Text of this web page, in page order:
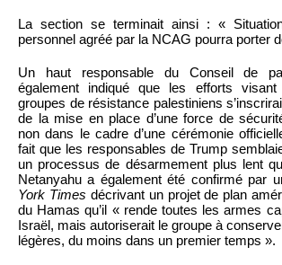
La section se terminait ainsi : «
personnel agréé par la NCAG pourra porter
Un haut responsable du Conseil de
également indiqué que les efforts
groupes de résistance palestiniens
de la mise en place d’une force de
non dans le cadre d’une cérémonie
fait que les responsables de Trump
un processus de désarmement plus lent
Netanyahu a également été confirmé par
York Times décrivant un projet de plan
du Hamas qu’il « rende toutes les armes
Israël, mais autoriserait le groupe à
légères, du moins dans un premier temps ».